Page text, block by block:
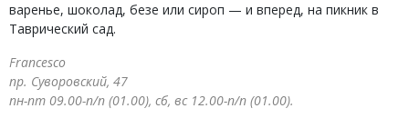
варенье, шоколад, безе или сироп — и вперед, на пикник в
Таврический сад.
Francesco
пр. Суворовский, 47
пн-пт 09.00-п/п (01.00), сб, вс 12.00-п/п (01.00).